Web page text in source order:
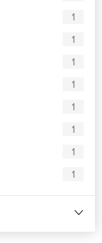
1
1
1
1
1
1
1
1